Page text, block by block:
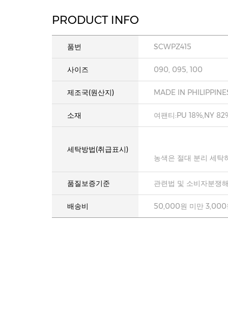
PRODUCT INFO
품번 SCWPZ415
사이즈 090, 095, 100
제조국(원산지) MADE IN
소재 여팬티:PU 18%,NY
세탁방법(취급표시)
농색은 절대 분리 세탁
품질보증기준 관련법 및 소비자분쟁
배송비 50,000원 미만 3,000